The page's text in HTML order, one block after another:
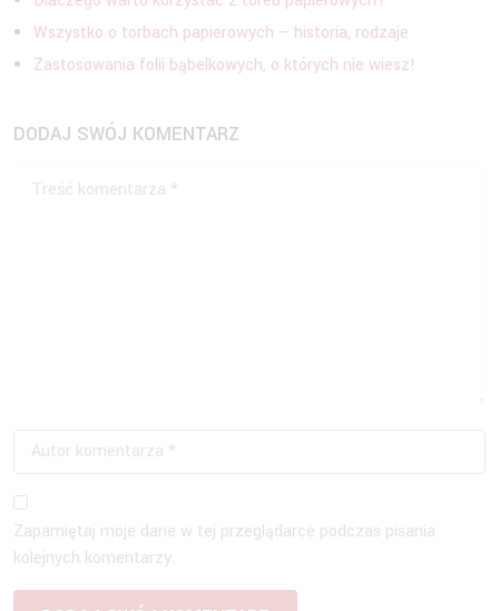
Wszystko o torbach papierowych – historia, rodzaje
Zastosowania folii bąbelkowych, o których nie wiesz!
DODAJ SWÓJ KOMENTARZ
Zapamiętaj moje dane w tej przeglądarce podczas pisania
kolejnych komentarzy.